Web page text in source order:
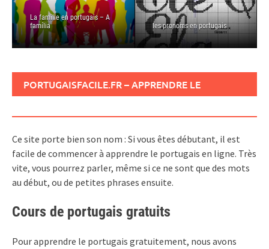
La famille en portugais – A
família
les pronoms en portugais
PORTUGAISFACILE.FR – APPRENDRE LE
Ce site porte bien son nom : Si vous êtes débutant, il est
facile de commencer à apprendre le portugais en ligne. Très
vite, vous pourrez parler, même si ce ne sont que des mots
au début, ou de petites phrases ensuite.
Cours de portugais gratuits
Pour apprendre le portugais gratuitement, nous avons